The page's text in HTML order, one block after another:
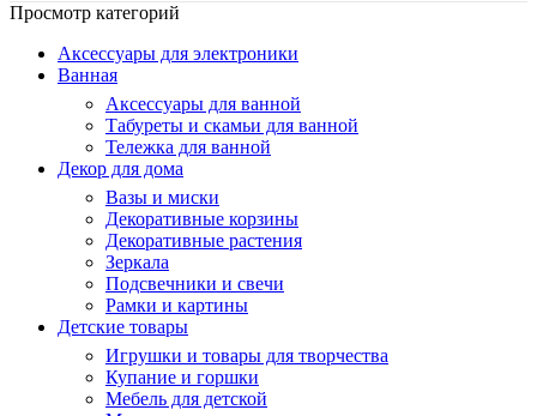
Просмотр категорий
Аксессуары для электроники
Ванная
Аксессуары для ванной
Табуреты и скамьи для ванной
Тележка для ванной
Декор для дома
Вазы и миски
Декоративные корзины
Декоративные растения
Зеркала
Подсвечники и свечи
Рамки и картины
Детские товары
Игрушки и товары для творчества
Купание и горшки
Мебель для детской